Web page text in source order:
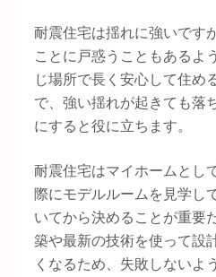
耐震住宅は揺れに強いです
ことに戸惑うこともあるよ
じ場所で長く安心して住め
で、強い揺れが起きても落
にすると役に立ちます。
耐震住宅はマイホームとし
際にモデルルームを見学し
いてから決めることが重要
築や最新の技術を使って設
くなるため、失敗しないよ